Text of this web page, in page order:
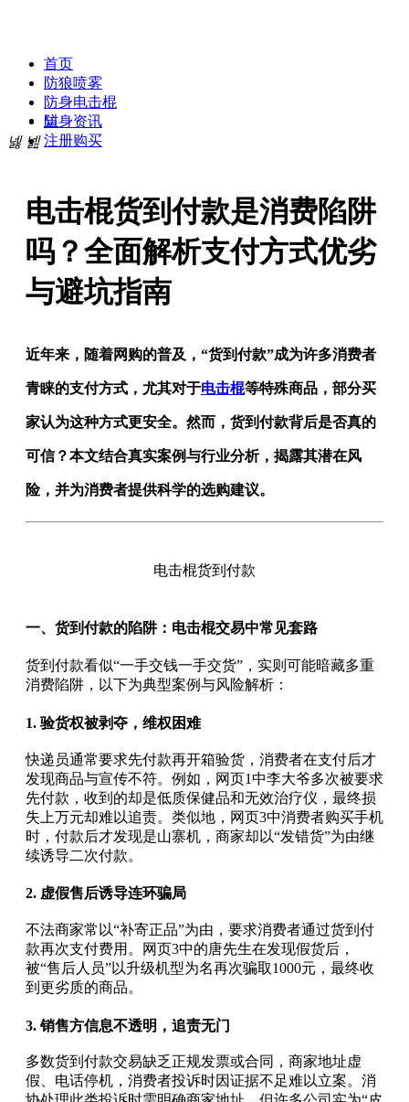
首页
防狼喷雾
防身电击棍
防身资讯
注册购买
넡
넳 넲
电击棍货到付款是消费陷阱
吗？全面解析支付方式优劣
与避坑指南
近年来，随着网购的普及，“货到付款”成为许多消费者
青睐的支付方式，尤其对于电击棍等特殊商品，部分买
家认为这种方式更安全。然而，货到付款背后是否真的
可信？本文结合真实案例与行业分析，揭露其潜在风
险，并为消费者提供科学的选购建议。
电击棍货到付款
一、货到付款的陷阱：电击棍交易中常见套路
货到付款看似“一手交钱一手交货”，实则可能暗藏多重
消费陷阱，以下为典型案例与风险解析：
1. 验货权被剥夺，维权困难
快递员通常要求先付款再开箱验货，消费者在支付后才
发现商品与宣传不符。例如，网页1中李大爷多次被要求
先付款，收到的却是低质保健品和无效治疗仪，最终损
失上万元却难以追责。类似地，网页3中消费者购买手机
时，付款后才发现是山寨机，商家却以“发错货”为由继
续诱导二次付款。
2. 虚假售后诱导连环骗局
不法商家常以“补寄正品”为由，要求消费者通过货到付
款再次支付费用。网页3中的唐先生在发现假货后，
被“售后人员”以升级机型为名再次骗取1000元，最终收
到更劣质的商品。
3.销售方信息不透明，追责无门
多数货到付款交易缺乏正规发票或合同，商家地址虚
假、电话停机，消费者投诉时因证据不足难以立案。消